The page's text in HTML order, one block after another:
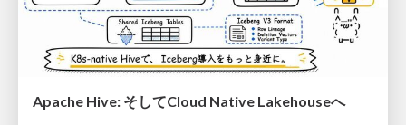
Apache Hive: そしてCloud Native Lakehouseへ